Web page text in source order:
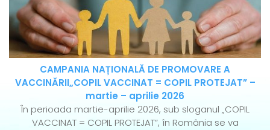
CAMPANIA NAȚIONALĂ DE PROMOVARE A
VACCINĂRII„COPIL VACCINAT = COPIL PROTEJAT” –
martie – aprilie 2026
În perioada martie-aprilie 2026, sub sloganul „COPIL
VACCINAT = COPIL PROTEJAT”, în România se va